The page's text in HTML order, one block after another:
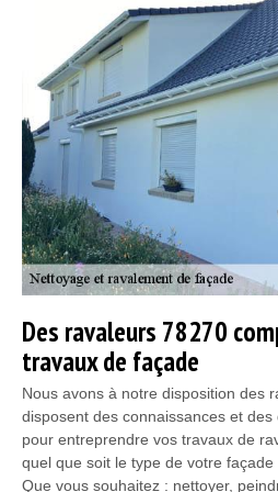
Des ravaleurs 78270
travaux de façade
Nous avons à notre disposition des
disposent des connaissances et
pour entreprendre vos travaux de
quel que soit le type de votre façade
Que vous souhaitez : nettoyer,